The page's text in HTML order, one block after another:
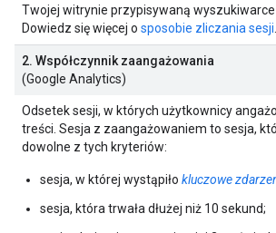
Twojej witrynie przypisywaną wyszukiwarce
Dowiedz się więcej o sposobie zliczania sesji
2. Współczynnik zaangażowania
(Google Analytics)
Odsetek sesji, w których użytkownicy
treści. Sesja z zaangażowaniem to sesja,
dowolne z tych kryteriów:
sesja, w której wystąpiło kluczowe
sesja, która trwała dłużej niż 10 sekund;